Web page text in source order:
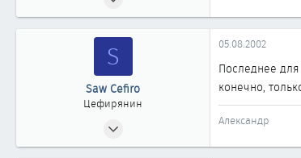
144
S
Saw Cefiro
Цефирянин
479
05.08.2002
Последнее
конечно,
Александр